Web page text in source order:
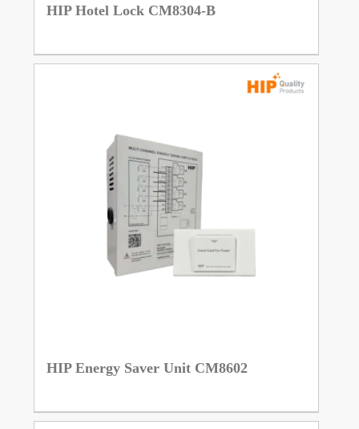
HIP Hotel Lock CM8304-B
HIP Energy Saver Unit CM8602